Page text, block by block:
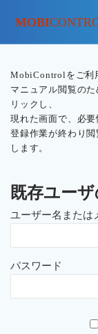
MOBI
MobiControlをご利
マニュアル閲覧の
リックし、
現れた画面で、必要
登録作業が終わり
します。
既存ユー
ユーザー名または
パスワード